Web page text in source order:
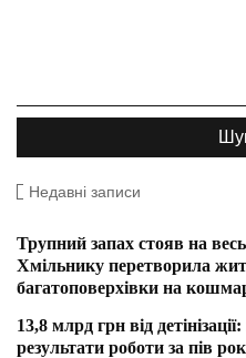
Недавні записи
Трупний запах стояв на
Хмільнику перетворила
багатоповерхівки на
13,8 млрд грн від
результати роботи за пів